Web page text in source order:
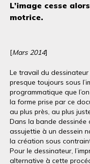
L’image cesse
motrice.
[Mars 2014]
Le travail du
presque toujours sous
programmatique que
la forme prise par ce
au plus près, au plus
Dans la bande dessinée
assujettie à un dessein
la création sous
Pour le dessinateur,
alternative à cette